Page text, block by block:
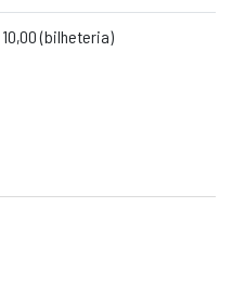
10,00 (bilheteria)